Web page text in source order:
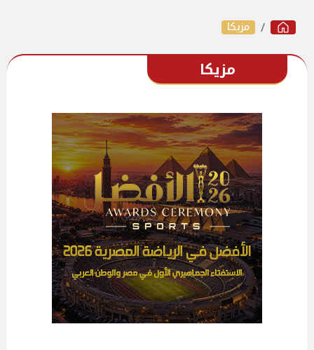
مزيكا
مزيكا